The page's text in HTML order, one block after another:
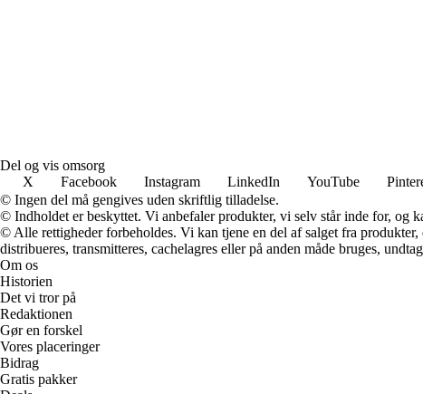
Del og vis omsorg
X
Facebook Instagram LinkedIn YouTube
© Ingen del må gengives uden skriftlig tilladelse.
© Indholdet er beskyttet. Vi anbefaler produkter, vi selv står inde for, og
© Alle rettigheder forbeholdes. Vi kan tjene en del af salget fra
distribueres, transmitteres, cachelagres eller på anden måde bruges,
Om os
Historien
Det vi tror på
Redaktionen
Gør en forskel
Vores placeringer
Bidrag
Gratis pakker